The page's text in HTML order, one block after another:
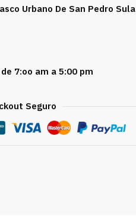
Urbano De San Pedro Sula
7:oo am a 5:00 pm
Seguro